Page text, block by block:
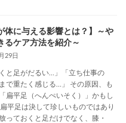
体に与える影響とは？】～や
るケア方法を紹介～
29日
くと足がだるい…」「立ち仕事の
で重たく感じる…」 その原因、も
扁平足（へんぺいそく）」かもし
平足は決して珍しいものではあり
っておくと足だけでなく、膝・